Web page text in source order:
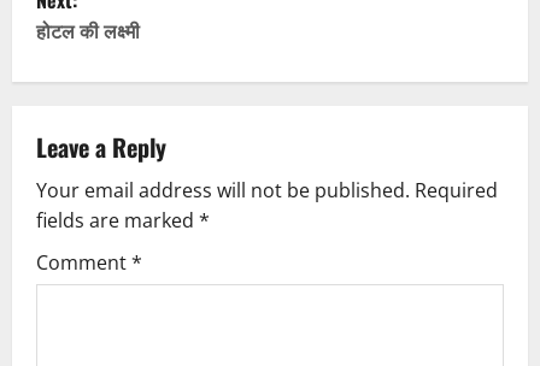
s
a
v
i
होटल की लक्ष्मी
Leave a Reply
Your email address will not be published. Required
fields are marked *
Comment*